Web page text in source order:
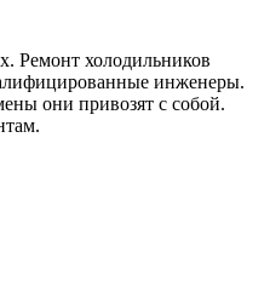
Ремонт холодильников
инженеры.
они привозят с собой.